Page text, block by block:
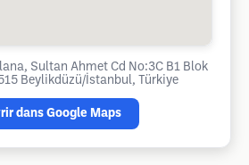
Sultan Ahmet Cd No:3C B1 Blok
Beylikdüzü/İstanbul, Türkiye
dans Google Maps